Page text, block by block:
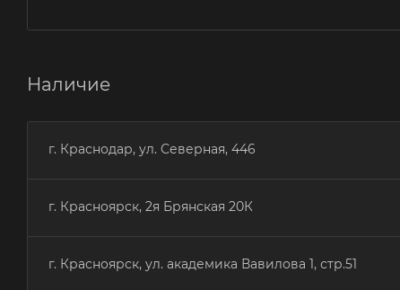
Наличие
г. Краснодар, ул. Северная, 446
г. Красноярск, 2я Брянская 20К
г. Красноярск, ул. академика Вавилова 1, стр.51